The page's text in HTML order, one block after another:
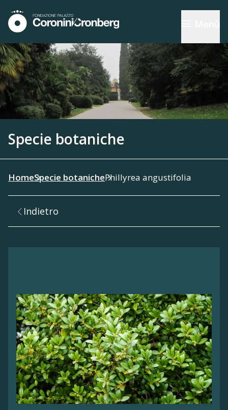
Specie botaniche
HomeSpecie botanichePhillyrea angustifolia
Indietro